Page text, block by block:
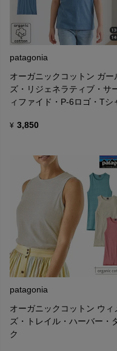
らないという強い意志のもと
結果、品質には影響なく素
姿勢を大きく変える刺激とな
パタゴニアのオーガニック
トン畑を見学し、農薬使用
自分たちの目で確認していま
■フットプリント・クロニクル
フットプリント・クロニク
と習慣を検証する試みとして
パタゴニアは、日々地球に
ら、環境に与える不必要な
ます。
patagonia
オーガニックコットン ガー
ズ・リジェネラティブ・サ
ィファイド・P-6ロゴ・Tシ
¥ 3,850
patagonia
オーガニックコットン ウィ
ズ・トレイル・ハーバー・
ク